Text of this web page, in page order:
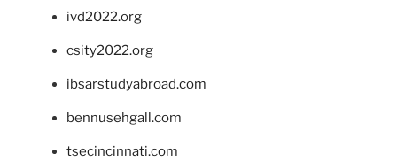
ivd2022.org
csity2022.org
ibsarstudyabroad.com
bennusehgall.com
tsecincinnati.com